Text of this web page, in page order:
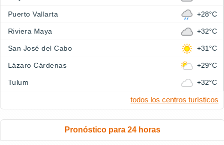
Puerto Vallarta +28°C
Riviera Maya +32°C
San José del Cabo +31°C
Lázaro Cárdenas +29°C
Tulum +32°C
todos los centros turísticos
Pronóstico para 24 horas